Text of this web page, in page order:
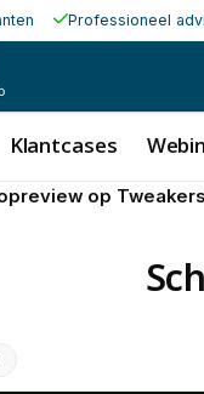
Professioneel
Klantcases
op